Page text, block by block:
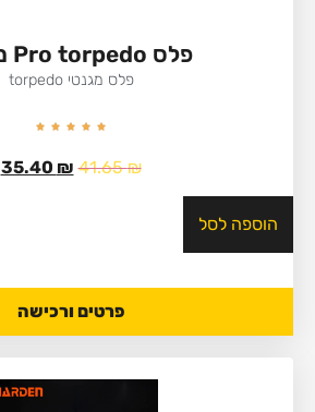
פלס Pro torpedo מגנטי
פלס מגנטי torpedo
41.65₪
35.40 ₪
הוספה לסל
פרטים ורכישה